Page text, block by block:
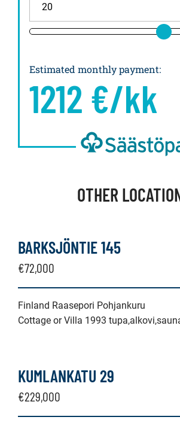
Estimated monthly payment:
1212 €/kk
OTHER
BARKSJÖNTIE 145
€72,000
Finland Raasepori Pohjankuru
Cottage or Villa 1993
KUMLANKATU 29
€229,000